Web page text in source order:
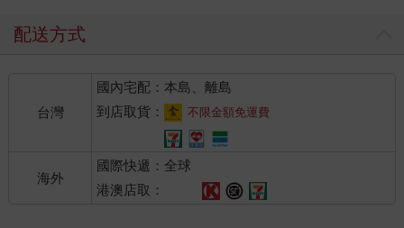
配送方式
台灣
國內宅配：本島、離島
到店取貨：
不限金額免運費
海外
國際快遞：全球
港澳店取：